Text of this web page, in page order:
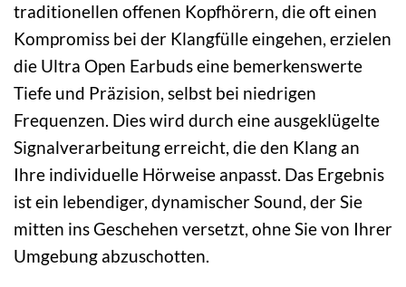
traditionellen offenen Kopfhörern, die oft einen
Kompromiss bei der Klangfülle eingehen, erzielen
die Ultra Open Earbuds eine bemerkenswerte
Tiefe und Präzision, selbst bei niedrigen
Frequenzen. Dies wird durch eine ausgeklügelte
Signalverarbeitung erreicht, die den Klang an
Ihre individuelle Hörweise anpasst. Das Ergebnis
ist ein lebendiger, dynamischer Sound, der Sie
mitten ins Geschehen versetzt, ohne Sie von Ihrer
Umgebung abzuschotten.